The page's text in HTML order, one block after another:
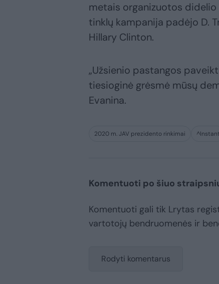
metais organizuotos
tinklų kampanija padėjo D.
Hillary Clinton.
„Užsienio pastangos
tiesioginė grėsmė mūsų
Evanina.
2020 m. JAV prezidento rinkimai ^Instant
Komentuoti po šiuo
Komentuoti gali tik Lrytas
vartotojų bendruomenės ir
Rodyti komentarus